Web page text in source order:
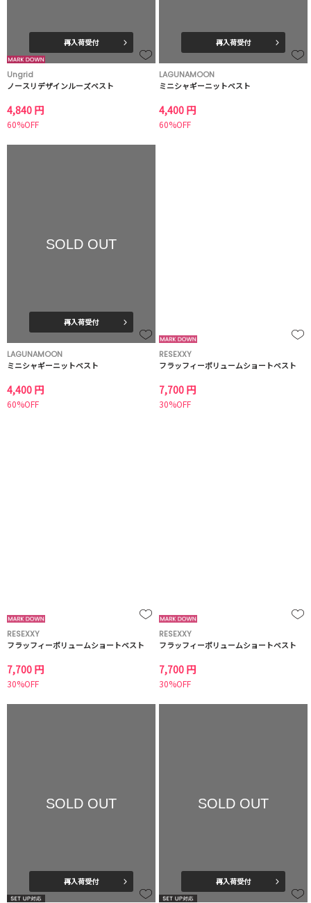
再入荷受付
Ungrid
ノースリデザインルーズベスト
4,840 円
60%OFF
再入荷受付
LAGUNAMOON
ミニシャギーニットベスト
4,400 円
60%OFF
SOLD OUT
再入荷受付
LAGUNAMOON
ミニシャギーニットベスト
4,400 円
60%OFF
RESEXXY
フラッフィーボリュームショートベスト
7,700 円
30%OFF
RESEXXY
フラッフィーボリュームショートベスト
7,700 円
30%OFF
RESEXXY
フラッフィーボリュームショートベスト
7,700 円
30%OFF
SOLD OUT
再入荷受付
SOLD OUT
再入荷受付